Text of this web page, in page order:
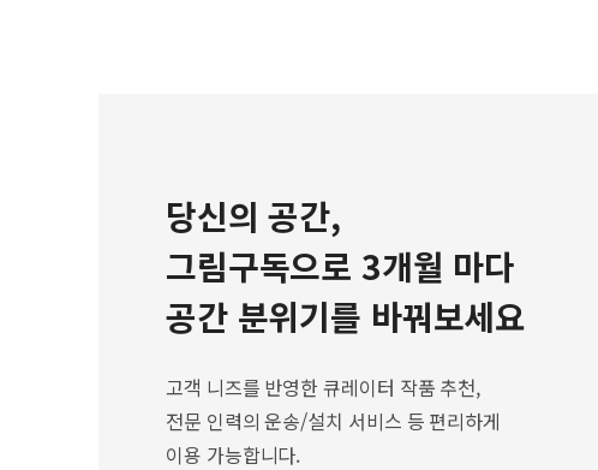
당신의 공간,
그림구독으로 3개월 마다
공간 분위기를 바꿔보세요
고객 니즈를 반영한 큐레이터 작품 추천,
전문 인력의 운송/설치 서비스 등 편리하게
이용 가능합니다.